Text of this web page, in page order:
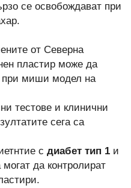
се освобождават при
от Северна
пластир може да
миши модел на
тестове и клинични
сега са
с диабет тип 1 и
могат да контролират